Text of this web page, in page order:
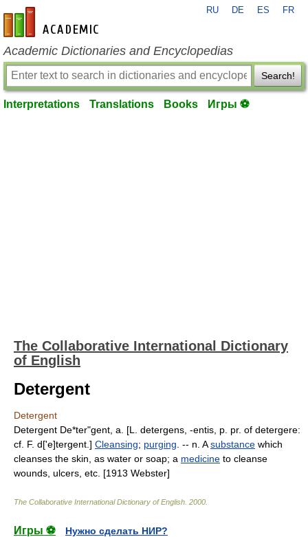
en-academic.com
RU DE ES FR
Academic Dictionaries and Encyclopedias
Search!
Interpretations Translations Books Игры ⚽
The Collaborative International Dictionary
of English
Detergent
Detergent
Detergent De*ter"gent, a. [L. detergens, -entis, p. pr. of detergere:
cf. F. d['e]tergent.] Cleansing; purging . -- n. Asubstance which
cleanses the skin, as water or soap; a medicine to cleanse
wounds, ulcers, etc. [1913 Webster]
The Collaborative International Dictionary of English 2000
Игры ⚽
Нужно сделать НИР?